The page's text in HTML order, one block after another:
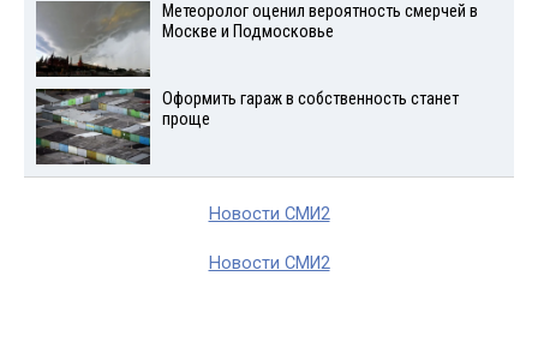
Метеоролог оценил вероятность смерчей в
Москве и Подмосковье
Оформить гараж в собственность станет
проще
Новости СМИ2
Новости СМИ2